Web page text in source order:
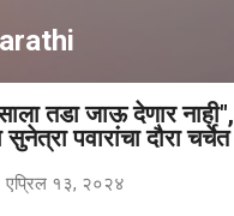
मुख्य सामग्रीवर वगळा
तडा जाऊ देणार नाही",
पवारांचा दौरा चर्चेत
एप्रिल १३, २०२४